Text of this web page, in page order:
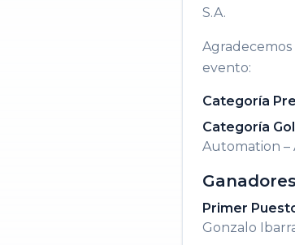
S.A.
evento:
Categoría
Categoría
Automation –
Primer
Gonzalo